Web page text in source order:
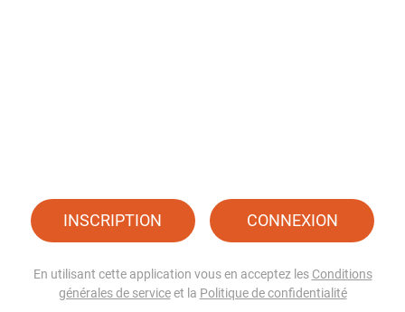
INSCRIPTION CONNEXION
En utilisant cette application vous en acceptez les Conditions
générales de serviceet la Politique de confidentialité